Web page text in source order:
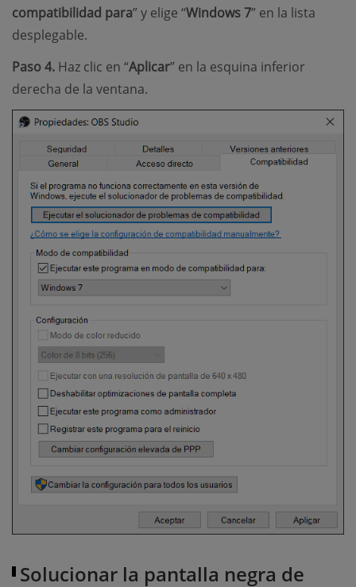
compatibilidad para” y elige “Windows 7” en la lista
desplegable.
Paso 4. Haz clic en “Aplicar” en la esquina inferior
derecha de la ventana.
Solucionar la pantalla negra de